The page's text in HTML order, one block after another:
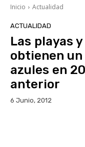
Inicio Actualidad
ACTUALIDAD
Las playas
obtienen
azules en
anterior
6 Junio, 2012